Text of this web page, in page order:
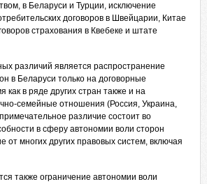
в Беларуси и Турции, исключение
договоров в Швейцарии, Китае
страхования в Квебеке и штате
различий является распространение
в Беларуси только на договорные
как в ряде других стран также и на
семейные отношения (Россия, Украина,
различие состоит во
в сферу автономии воли сторон
от многих других правовых систем, включая
также ограничение автономии воли